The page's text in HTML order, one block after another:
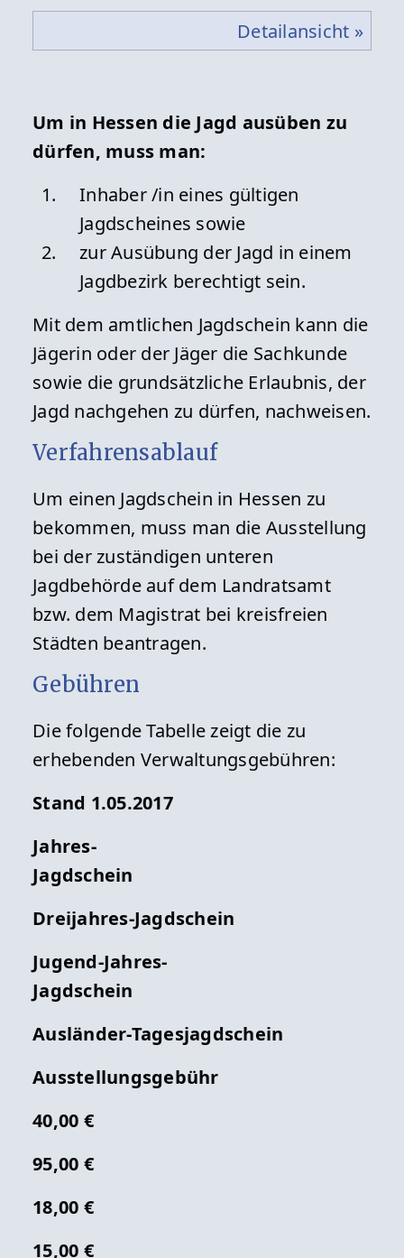
Detailansicht »
Um in Hessen die Jagd ausüben zu
dürfen, muss man:
Inhaber /in eines gültigen
Jagdscheines sowie
zur Ausübung der Jagd in einem
Jagdbezirk berechtigt sein.
Mit dem amtlichen Jagdschein kann die
Jägerin oder der Jäger die Sachkunde
sowie die grundsätzliche Erlaubnis, der
Jagd nachgehen zu dürfen, nachweisen.
Verfahrensablauf
Um einen Jagdschein in Hessen zu
bekommen, muss man die Ausstellung
bei der zuständigen unteren
Jagdbehörde auf dem Landratsamt
bzw. dem Magistrat bei kreisfreien
Städten beantragen.
Gebühren
Die folgende Tabelle zeigt die zu
erhebenden Verwaltungsgebühren:
Stand 1.05.2017
Jahres-
Jagdschein
Dreijahres-Jagdschein
Jugend-Jahres-
Jagdschein
Ausländer-Tagesjagdschein
Ausstellungsgebühr
40,00 €
95,00 €
18,00 €
15,00 €